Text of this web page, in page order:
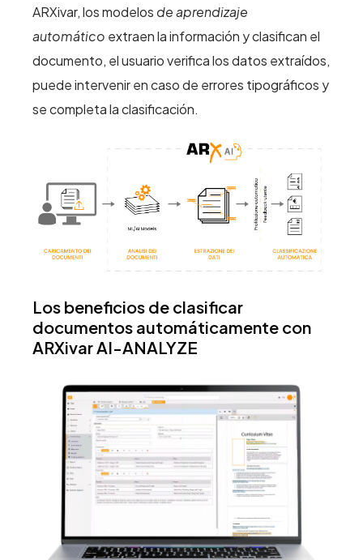
ARXivar, los modelos de aprendizaje
automático extraen la información y clasifican el
documento, el usuario verifica los datos extraídos,
puede intervenir en caso de errores tipográficos y
se completa la clasificación.
Los beneficios de clasificar
documentos automáticamente con
ARXivar AI-ANALYZE